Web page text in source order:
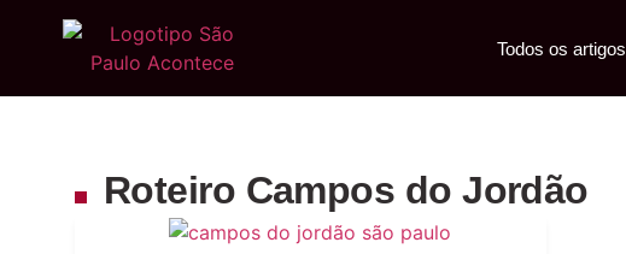
Todos os artigos
Roteiro Campos do Jordão